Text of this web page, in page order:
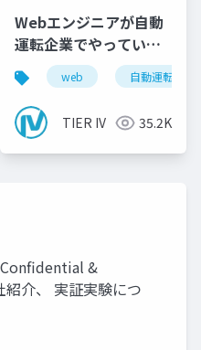
tieriv fpga
Webエンジニアが自動
運転企業でやっている
こと
web 自動運転
TIER IV 35.2K
Confidential &
介、 実証実験につ